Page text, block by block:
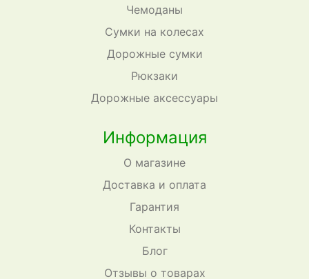
Чемоданы
Сумки на колесах
Дорожные сумки
Рюкзаки
Дорожные аксессуары
Информация
О магазине
Доставка и оплата
Гарантия
Контакты
Блог
Отзывы о товарах